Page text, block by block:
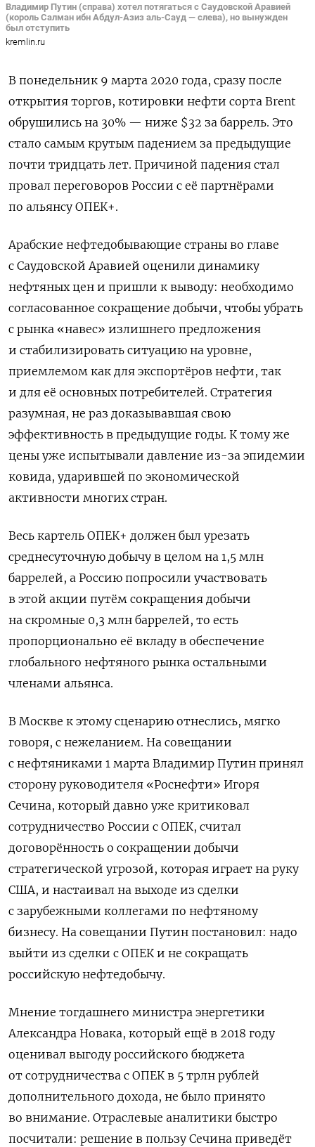
Владимир Путин (справа) хотел потягаться с Саудовской Аравией
(король Салман ибн Абдул-Азиз аль-Сауд — слева), но вынужден
был отступить
kremlin.ru
В понедельник 9 марта 2020 года, сразу после
открытия торгов, котировки нефти сорта Brent
обрушились на 30% — ниже $32 за баррель. Это
стало самым крутым падением за предыдущие
почти тридцать лет. Причиной падения стал
провал переговоров России с её партнёрами
по альянсу ОПЕК+.
Арабские нефтедобывающие страны во главе
с Саудовской Аравией оценили динамику
нефтяных цен и пришли к выводу: необходимо
согласованное сокращение добычи, чтобы убрать
с рынка «навес» излишнего предложения
и стабилизировать ситуацию на уровне,
приемлемом как для экспортёров нефти, так
и для её основных потребителей. Стратегия
разумная, не раз доказывавшая свою
эффективность в предыдущие годы. К тому же
цены уже испытывали давление из-за эпидемии
ковида, ударившей по экономической
активности многих стран.
Весь картель ОПЕК+ должен был урезать
среднесуточную добычу в целом на 1,5 млн
баррелей, а Россию попросили участвовать
в этой акции путём сокращения добычи
на скромные 0,3 млн баррелей, то есть
пропорционально её вкладу в обеспечение
глобального нефтяного рынка остальными
членами альянса.
В Москве к этому сценарию отнеслись, мягко
говоря, с нежеланием. На совещании
с нефтяниками 1 марта Владимир Путин принял
сторону руководителя «Роснефти» Игоря
Сечина, который давно уже критиковал
сотрудничество России с ОПЕК, считал
договорённость о сокращении добычи
стратегической угрозой, которая играет на руку
США, и настаивал на выходе из сделки
с зарубежными коллегами по нефтяному
бизнесу. На совещании Путин постановил: надо
выйти из сделки с ОПЕК и не сокращать
российскую нефтедобычу.
Мнение тогдашнего министра энергетики
Александра Новака, который ещё в 2018 году
оценивал выгоду российского бюджета
от сотрудничества с ОПЕК в 5 трлн рублей
дополнительного дохода, не было принято
во внимание. Отраслевые аналитики быстро
посчитали: решение в пользу Сечина приведёт